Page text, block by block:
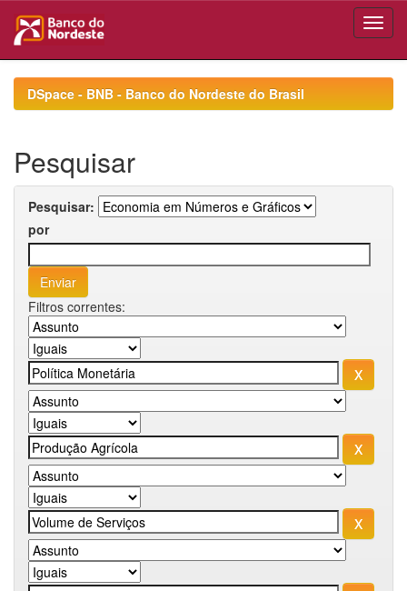
navigationDSpace - BNB - Banco do Nordeste do Brasil
Pesquisar
Pesquisar:
por
Filtros correntes: